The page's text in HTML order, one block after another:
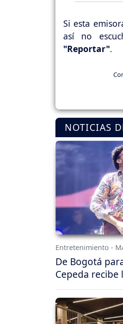
Si esta
así no
"Reportar".
NOTICIAS
Entretenimiento -
De Bogotá
Cepeda